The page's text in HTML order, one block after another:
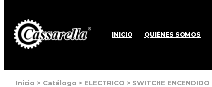
INICIO QUIÉNES SOMOS
Inicio > Catálogo > ELECTRICO > SWITCHE